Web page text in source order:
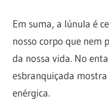
Em suma, a lúnula é
nosso corpo que nem
da nossa vida. No
esbranquiçada mostra
enérgica.